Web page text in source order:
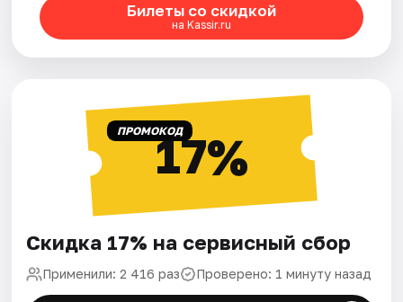
Билеты со скидкой
на Kassir.ru
ПРОМОКОД17%
Скидка 17% на сервисный сбор
Применили: 2 416 раз Проверено: 1 минуту назад